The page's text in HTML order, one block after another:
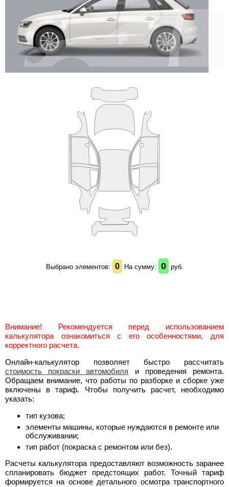
Выбрано элементов: 0 На сумму: 0 руб.
Внимание! Рекомендуется перед использованием
калькулятора ознакомиться с его особенностями, для
корректного расчета.
Онлайн-калькулятор позволяет быстро рассчитать
стоимость покраски автомобиля и проведения ремонта.
Обращаем внимание, что работы по разборке и сборке уже
включены в тариф. Чтобы получить расчет, необходимо
указать:
тип кузова;
элементы машины, которые нуждаются в ремонте или
обслуживании;
тип работ (покраска с ремонтом или без).
Расчеты калькулятора предоставляют возможность заранее
спланировать бюджет предстоящих работ. Точный тариф
формируется на основе детального осмотра транспортного